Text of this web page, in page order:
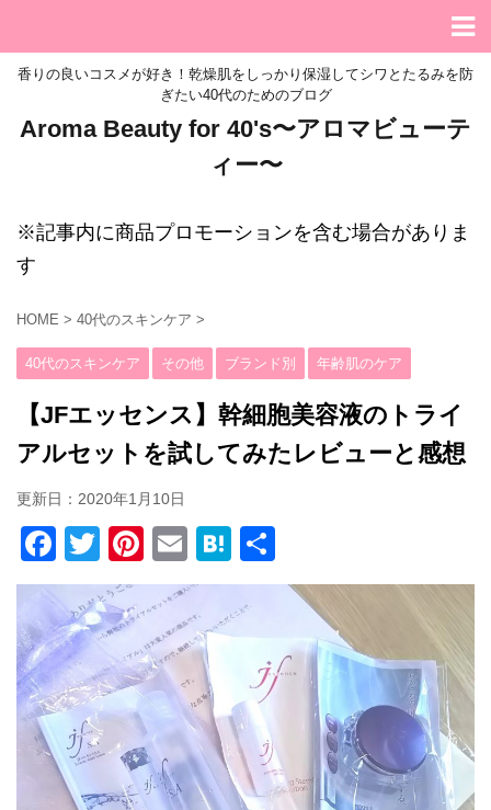
香りの良いコスメが好き！乾燥肌をしっかり保湿してシワとたるみを防
ぎたい40代のためのブログ
Aroma Beauty for 40's〜アロマビューテ
ィー〜
※記事内に商品プロモーションを含む場合がありま
す
HOME > 40代のスキンケア >
40代のスキンケア その他 ブランド別 年齢肌のケア
【JFエッセンス】幹細胞美容液のトライ
アルセットを試してみたレビューと感想
更新日： 2020年1月10日
F
a
c
e
b
o
o
k
T
wi
tt
er
Pi
nt
er
e
st
E
m
ail
H
at
e
n
a
有